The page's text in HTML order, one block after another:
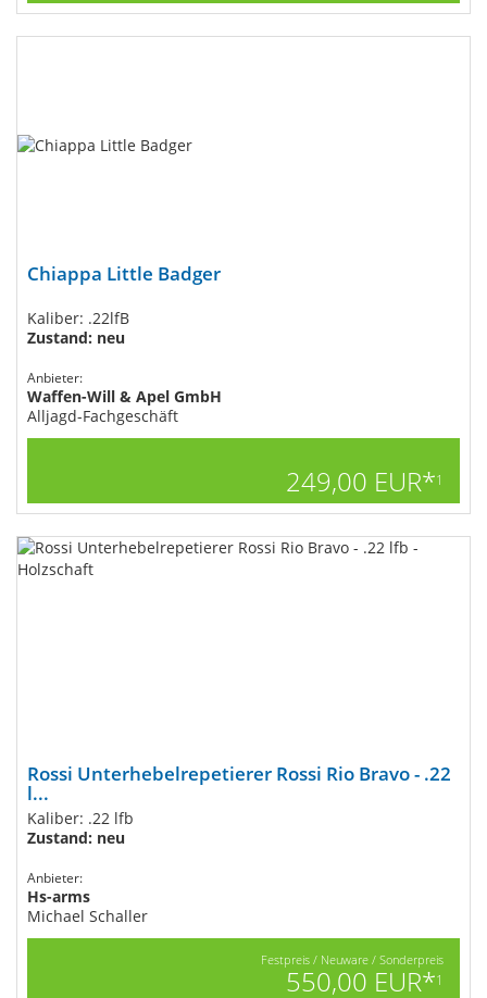
Chiappa Little Badger
Kaliber: .22lfB
Zustand: neu
Anbieter:
Waffen-Will & Apel GmbH
Alljagd-Fachgeschäft
249,00 EUR*1
Rossi Unterhebelrepetierer Rossi Rio Bravo - .22
l...
Kaliber: .22 lfb
Zustand: neu
Anbieter:
Hs-arms
Michael Schaller
Festpreis / Neuware / Sonderpreis
550,00 EUR*1